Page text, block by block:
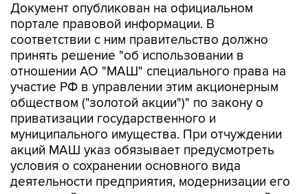
Документ опубликован на официальном
портале правовой информации. В
соответствии с ним правительство должно
принять решение "об использовании в
отношении АО "МАШ" специального права на
участие РФ в управлении этим акционерным
обществом ("золотой акции")" по закону о
приватизации государственного и
муниципального имущества. При отчуждении
акций МАШ указ обязывает предусмотреть
условия о сохранении основного вида
деятельности предприятия, модернизации его